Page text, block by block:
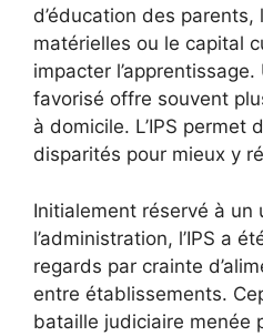
d’éducation des parents,
matérielles ou le capital
impacter
favorisé offre souvent
à domicile. L’IPS permet
disparités pour mieux y
Initialement réservé à un
l’administration, l’IPS a
regards par crainte
entre établissements.
bataille judiciaire menée